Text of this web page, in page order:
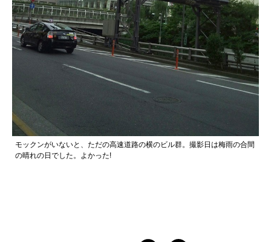
モックンがいないと、ただの高速道路の横のビル群。撮影日は梅雨の合間
の晴れの日でした。よかった!